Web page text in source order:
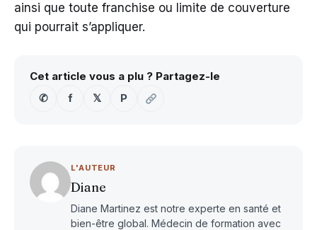
ainsi que toute franchise ou limite de couverture
qui pourrait s’appliquer.
Cet article vous a plu ? Partagez-le
✆
f 𝕏 P
L'AUTEUR
Diane
Diane Martinez est notre experte en santé et
bien-être global. Médecin de formation avec